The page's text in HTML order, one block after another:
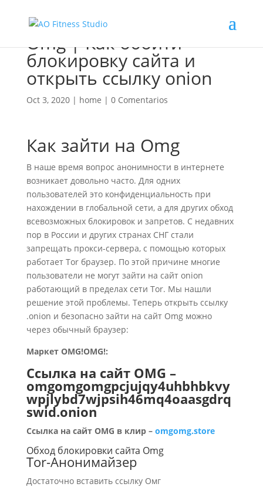
Omg | Как обойти
блокировку сайта и
открыть ссылку onion
Oct 3, 2020| home | 0 Comentarios
Как зайти на Omg
В наше время вопрос анонимности в интернете
возникает довольно часто. Для одних
пользователей это конфиденциальность при
нахождении в глобальной сети, а для других обход
всевозможных блокировок и запретов. С недавних
пор в России и других странах СНГ стали
запрещать прокси-сервера, с помощью которых
работает Tor браузер. По этой причине многие
пользователи не могут зайти на сайт onion
работающий в пределах сети Tor. Мы нашли
решение этой проблемы. Теперь открыть ссылку
.onion и безопасно зайти на сайт Omg можно
через обычный браузер:
Маркет OMG!OMG!:
Ссылка на сайт OMG –
omgomgomgpcjujqy4uhbhbkvy
wpjlybd7wjpsih46mq4oaasgdrq
swid.onion
Ссылка на сайт OMG в клир – omgomg.store
Обход блокировки сайта Omg
Tor-Анонимайзер
Достаточно вставить ссылку Омг